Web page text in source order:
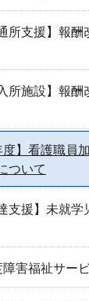
所支援】報
所施設】報
度】看護職員
ついて
支援】未就
害福祉サー